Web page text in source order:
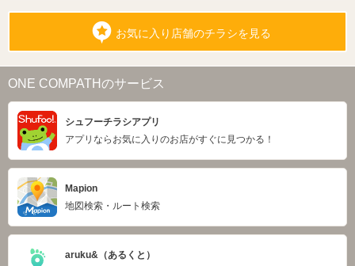
お気に入り店舗のチラシを見る
ONE COMPATHのサービス
シュフーチラシアプリ
アプリならお気に入りのお店がすぐに見つかる！
Mapion
地図検索・ルート検索
aruku&（あるくと）